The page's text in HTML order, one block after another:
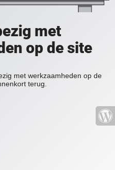
met
op de site
met werkzaamheden op de
terug.